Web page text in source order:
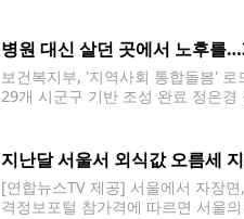
병원 대신 살던 곳에서 노후를
보건복지부, '지역사회 통합돌봄'
29개 시군구 기반 조성 완료 정은경
지난달 서울서 외식값 오름세
[연합뉴스TV 제공] 서울에서 자장
격정보포털 참가격에 따르면 서울